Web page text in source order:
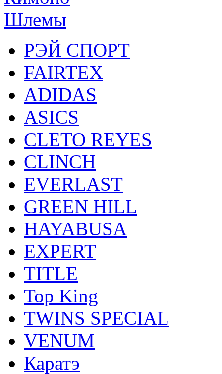
Шлемы
РЭЙ СПОРТ
FAIRTEX
ADIDAS
ASICS
CLETO REYES
CLINCH
EVERLAST
GREEN HILL
HAYABUSA
EXPERT
TITLE
Top King
TWINS SPECIAL
VENUM
Каратэ